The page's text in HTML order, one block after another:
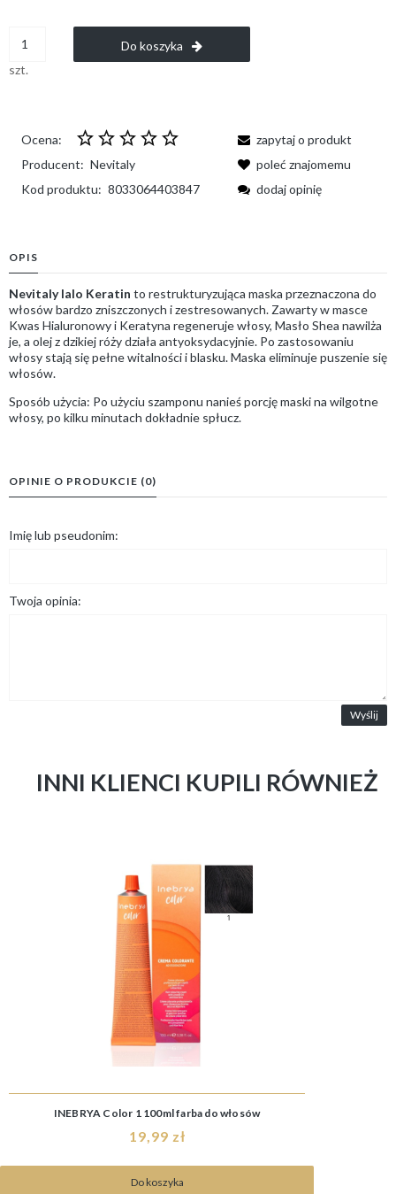
szt.
Do koszyka
Ocena:
Producent: Nevitaly
Kod produktu: 8033064403847
zapytaj o produkt
poleć znajomemu
dodaj opinię
OPIS
Nevitaly Ialo Keratin to restrukturyzująca maska przeznaczona do
włosów bardzo zniszczonych i zestresowanych. Zawarty w masce
Kwas Hialuronowy i Keratyna regeneruje włosy, Masło Shea nawilża
je, a olej z dzikiej róży działa antyoksydacyjnie. Po zastosowaniu
włosy stają się pełne witalności i blasku. Maska eliminuje puszenie się
włosów.
Sposób użycia: Po użyciu szamponu nanieś porcję maski na wilgotne
włosy, po kilku minutach dokładnie spłucz.
OPINIE O PRODUKCIE (0)
Imię lub pseudonim:
Twoja opinia:
Wyślij
INNI KLIENCI KUPILI RÓWNIEŻ
INEBRYA Color 1 100ml farba do włosów
19,99 zł
Do koszyka